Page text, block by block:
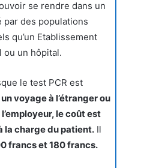
se rendre dans un
par des populations
qu’un Etablissement
ou un hôpital.
le test PCR est
voyage à l’étranger ou
le coût est
la charge du patient. Il
francs et 180 francs.